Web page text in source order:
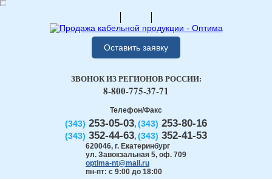
Оставить заявку
Телефон/Факс
(343) 253-05-03, (343) 253-80-16
(343) 352-44-63, (343) 352-41-53
620046, г. Екатеринбург
ул. Завокзальная 5, оф. 709
optima-nt@mail.ru
пн-пт: с 9:00 до 18:00
ЗВОНОК ИЗ РЕГИОНОВ РОССИИ:
8-800-775-37-71